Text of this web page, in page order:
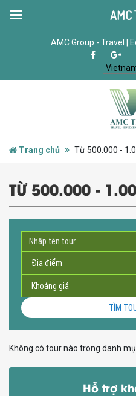
AMC Group - Travel |
Trang chủ Từ 500.000 -
TỪ 500.000 -
TÌM
Không có tour nào trong danh
Hỗ trợ
AMC